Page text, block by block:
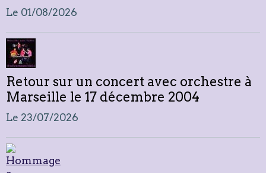
Le 01/08/2026
Retour sur un concert avec orchestre à
Marseille le 17 décembre 2004
Le 23/07/2026